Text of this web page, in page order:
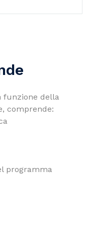
funzione della
comprende:
programma